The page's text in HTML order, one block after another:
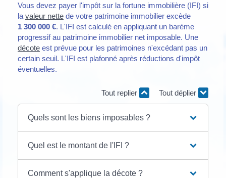
Vous devez payer l'impôt sur la fortune immobilière (IFI) si
la valeur nette de votre patrimoine immobilier excède
1 300 000 €. L'IFI est calculé en appliquant un barème
progressif au patrimoine immobilier net imposable. Une
décote est prévue pour les patrimoines n'excédant pas un
certain seuil. L'IFI est plafonné après réductions d'impôt
éventuelles.
Tout replier Tout déplier
Quels sont les biens imposables ?
Quel est le montant de l'IFI ?
Comment s'applique la décote ?